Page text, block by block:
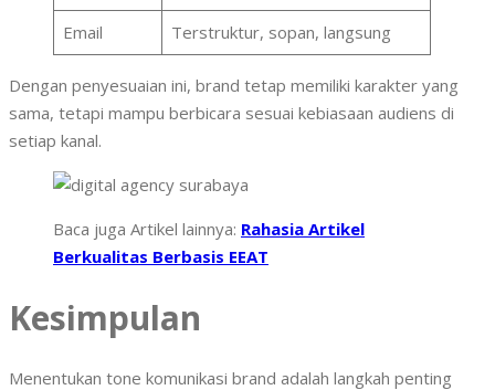
Email
Terstruktur, sopan, langsung
Dengan penyesuaian ini, brand tetap memiliki karakter yang
sama, tetapi mampu berbicara sesuai kebiasaan audiens di
setiap kanal.
Baca juga Artikel lainnya: Rahasia Artikel
Berkualitas Berbasis EEAT
Kesimpulan
Menentukan tone komunikasi brand adalah langkah penting